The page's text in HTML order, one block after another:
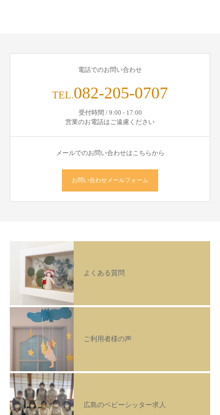
電話でのお問い合わせ
TEL.082-205-0707
受付時間 / 9:00 - 17:00
営業のお電話はご遠慮ください
メールでのお問い合わせはこちらから
お問い合わせメールフォーム
よくある質問
ご利用者様の声
広島のベビーシッター求人